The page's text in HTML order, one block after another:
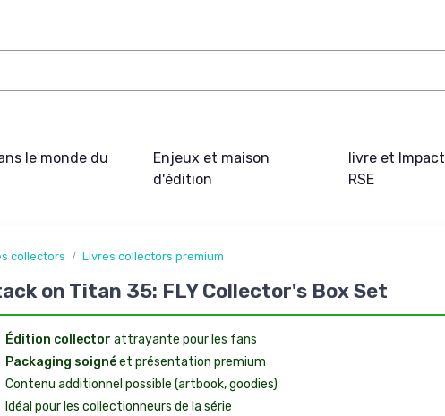
le monde du
Enjeux et maison
d'édition
livre et Impact
RSE
collectors Livres collectors premium
on Titan 35: FLY Collector's Box Set
Édition collector attrayante pour les fans
Packaging soignéet présentation premium
Contenu additionnel possible (artbook, goodies)
Idéal pour les collectionneurs de la série